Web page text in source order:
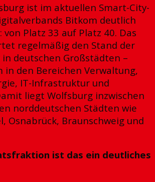
ist im aktuellen Smart-City-
Bitkom deutlich
von Platz 33 auf Platz 40. Das
regelmäßig den Stand der
deutschen Großstädten –
in den Bereichen Verwaltung,
IT-Infrastruktur und
liegt Wolfsburg inzwischen
norddeutschen Städten wie
Osnabrück, Braunschweig und
ist das ein deutliches